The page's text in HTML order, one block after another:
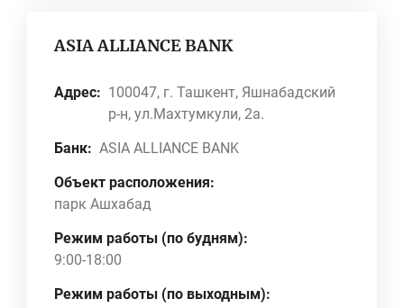
ASIA ALLIANCE BANK
Адрес: 100047, г. Ташкент, Яшнабадский
р-н, ул.Махтумкули, 2а.
Банк: ASIA ALLIANCE BANK
Объект расположения:
парк Ашхабад
Режим работы (по будням):
9:00-18:00
Режим работы (по выходным):